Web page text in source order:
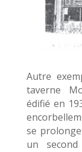
Autre
taverne
édifié en
se
un